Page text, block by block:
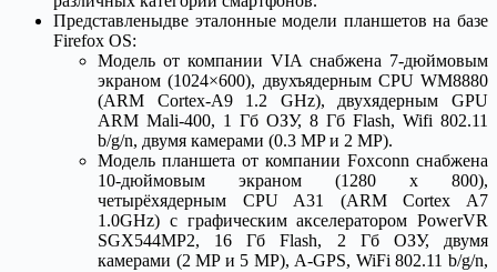
Представленыдве эталонные модели планшетов на базе
Firefox OS:
Модель от компании VIA снабжена 7-дюймовым
экраном (1024×600), двухъядерным CPU WM8880
(ARM Cortex-A9 1.2 GHz), двухядерным GPU
ARM Mali-400, 1 Гб ОЗУ, 8 Гб Flash, Wifi 802.11
b/g/n, двумя камерами (0.3 MP и 2 MP).
Модель планшета от компании Foxconn снабжена
10-дюймовым экраном (1280 x 800),
четырёхядерным CPU A31 (ARM Cortex A7
1.0GHz) с графическим акселератором PowerVR
SGX544MP2, 16 Гб Flash, 2 Гб ОЗУ, двумя
камерами (2 MP и 5 MP), A-GPS, WiFi 802.11 b/g/n,